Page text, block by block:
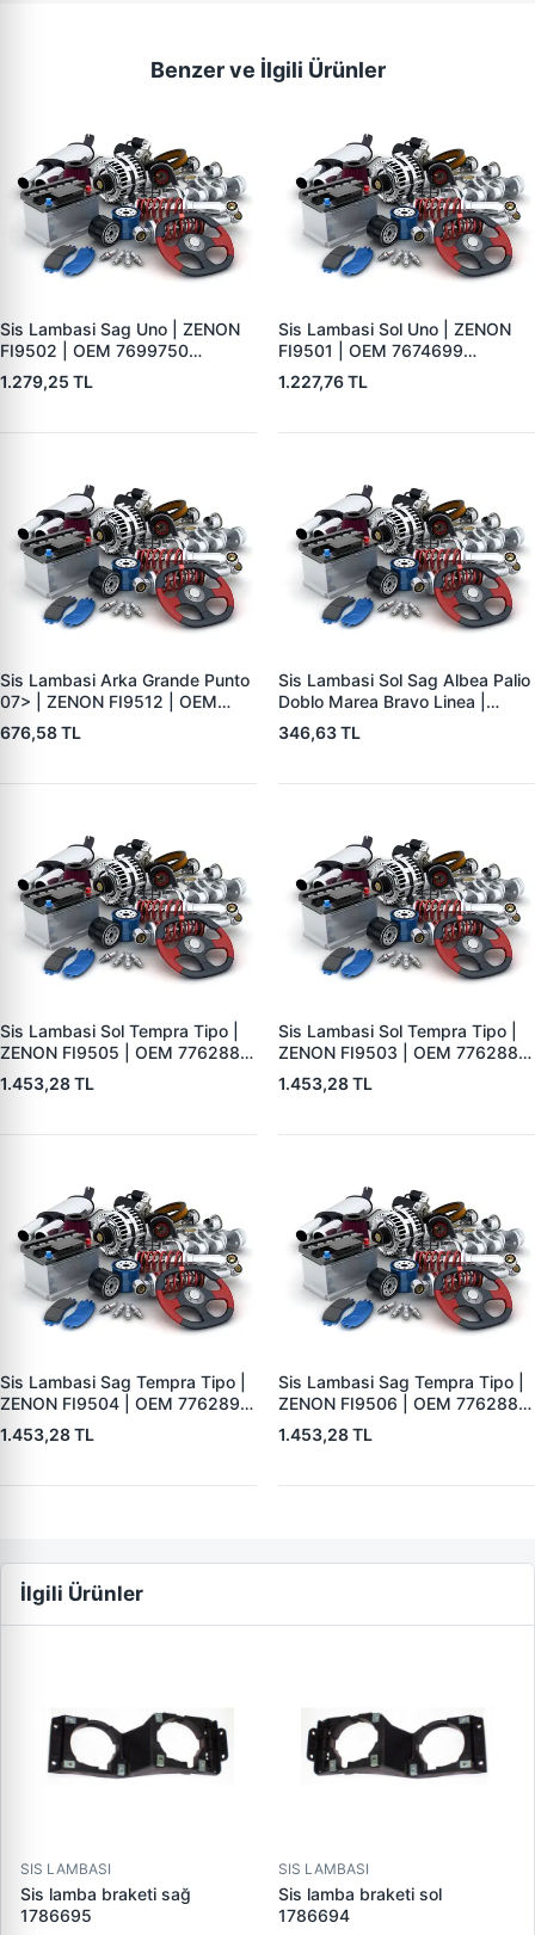
Benzer ve İlgili Ürünler
Sis Lambasi Sag Uno | ZENON
FI9502 | OEM 7699750
7674699
1.279,25 TL
Sis Lambasi Sol Uno | ZENON
FI9501 | OEM 7674699
7699750
1.227,76 TL
Sis Lambasi Arka Grande Punto
07> | ZENON FI9512 | OEM
51718012
676,58 TL
Sis Lambasi Sol Sag Albea Palio
Doblo Marea Bravo Linea |
ZENON FI9500 | OEM
46823269-006
346,63 TL
Sis Lambasi Sol Tempra Tipo |
ZENON FI9505 | OEM 7762887
7762888 7762889 7762890
1.453,28 TL
Sis Lambasi Sol Tempra Tipo |
ZENON FI9503 | OEM 7762889
7762888 7762887 7762890
1.453,28 TL
Sis Lambasi Sag Tempra Tipo |
ZENON FI9504 | OEM 7762890
7762888 7762887 7762889
1.453,28 TL
Sis Lambasi Sag Tempra Tipo |
ZENON FI9506 | OEM 7762888
7762890 7762887 7762889
1.453,28 TL
İlgili Ürünler
SIS LAMBASI
Sis lamba braketi sağ
1786695
SIS LAMBASI
Sis lamba braketi sol
1786694